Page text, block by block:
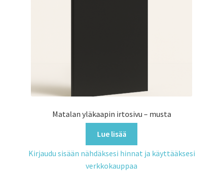
Matalan yläkaapin irtosivu – musta
Lue lisää
Kirjaudu sisään nähdäksesi hinnat ja käyttääksesi
verkkokauppaa